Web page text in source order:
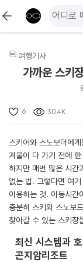
여행기사
가까운 스키
6 30.4K
스키어와 스노보더에
겨울이 다 가기 전에
하지만 매번 많은 시간
없는 법. 그렇다면 여
이용하는 것. 이동시간
충분히 스키와 스노보
찾아갈 수 있는 스키장
최신 시스템과
곤지암리조트